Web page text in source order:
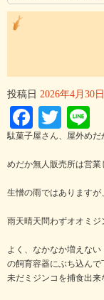
投稿日 2026年4月30日
駄菓子屋さん、屋外めだ
めだか無人販売所は営業
生憎の雨ではありますが
雨天晴天問わずオオミジ
よく、なかなか増えな
の飼育容器にぶち込んで
未だミジンコを捕食出